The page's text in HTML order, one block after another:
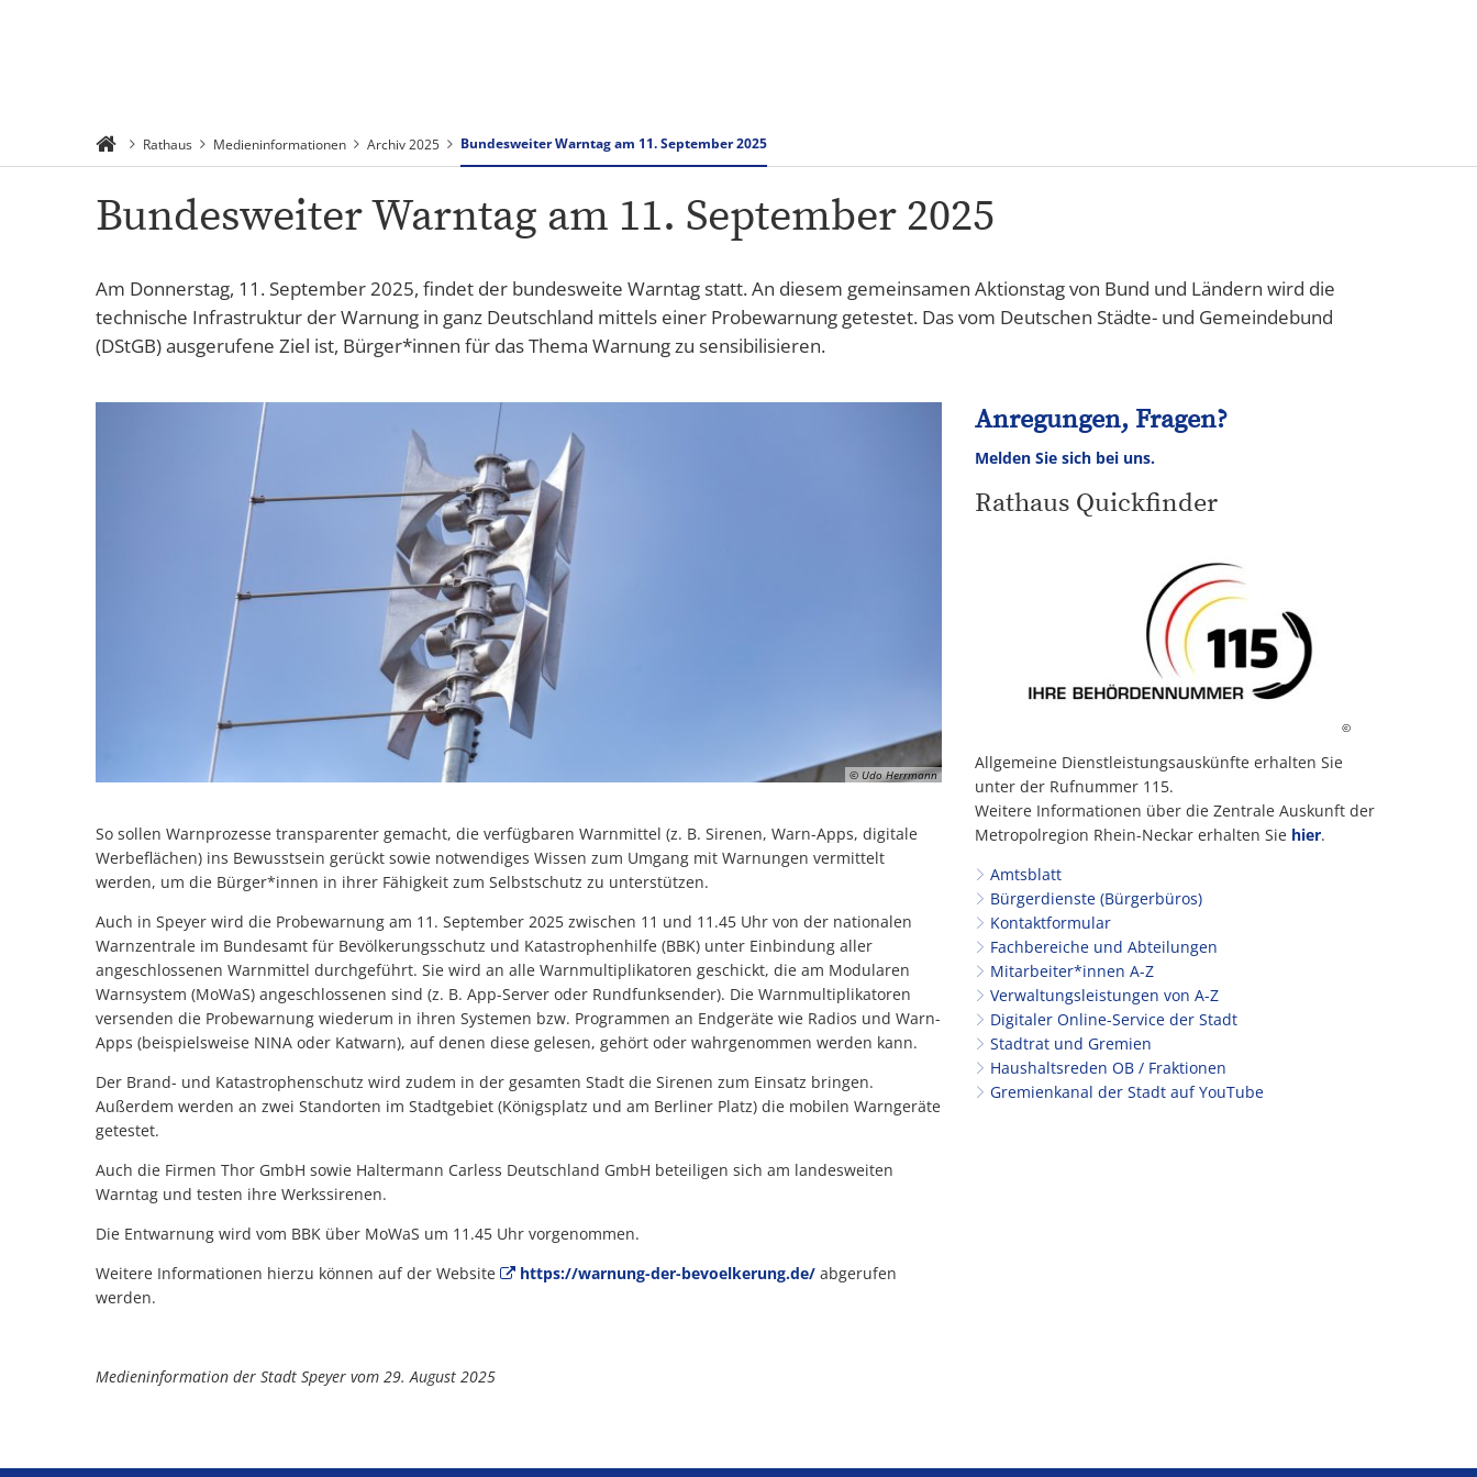
Rathaus Medieninformationen Archiv 2025 Bundesweiter Warntag am 11. September 2025
Bundesweiter Warntag am 11. September 2025
Am Donnerstag, 11. September 2025, findet der bundesweite Warntag statt. An diesem gemeinsamen Aktionstag von Bund und Ländern wird die
technische Infrastruktur der Warnung in ganz Deutschland mittels einer Probewarnung getestet. Das vom Deutschen Städte- und Gemeindebund
(DStGB) ausgerufene Ziel ist, Bürger*innen für das Thema Warnung zu sensibilisieren.
© Udo Herrmann
So sollen Warnprozesse transparenter gemacht, die verfügbaren Warnmittel (z. B. Sirenen, Warn-Apps, digitale
Werbeflächen) ins Bewusstsein gerückt sowie notwendiges Wissen zum Umgang mit Warnungen vermittelt
werden, um die Bürger*innen in ihrer Fähigkeit zum Selbstschutz zu unterstützen.
Auch in Speyer wird die Probewarnung am 11. September 2025 zwischen 11 und 11.45 Uhr von der nationalen
Warnzentrale im Bundesamt für Bevölkerungsschutz und Katastrophenhilfe (BBK) unter Einbindung aller
angeschlossenen Warnmittel durchgeführt. Sie wird an alle Warnmultiplikatoren geschickt, die am Modularen
Warnsystem (MoWaS) angeschlossenen sind (z. B. App-Server oder Rundfunksender). Die Warnmultiplikatoren
versenden die Probewarnung wiederum in ihren Systemen bzw. Programmen an Endgeräte wie Radios und Warn-
Apps (beispielsweise NINA oder Katwarn), auf denen diese gelesen, gehört oder wahrgenommen werden kann.
Der Brand- und Katastrophenschutz wird zudem in der gesamten Stadt die Sirenen zum Einsatz bringen.
Außerdem werden an zwei Standorten im Stadtgebiet (Königsplatz und am Berliner Platz) die mobilen Warngeräte
getestet.
Auch die Firmen Thor GmbH sowie Haltermann Carless Deutschland GmbH beteiligen sich am landesweiten
Warntag und testen ihre Werkssirenen.
Die Entwarnung wird vom BBK über MoWaS um 11.45 Uhr vorgenommen.
Weitere Informationen hierzu können auf der Website
https://warnung-der-bevoelkerung.de/abgerufen
werden.
Medieninformation der Stadt Speyer vom 29. August 2025
Anregungen, Fragen?
Melden Sie sich bei uns.
Rathaus Quickfinder
©
Allgemeine Dienstleistungsauskünfte erhalten Sie
unter der Rufnummer 115.
Weitere Informationen über die Zentrale Auskunft der
Metropolregion Rhein-Neckar erhalten Sie hier.
Amtsblatt
Bürgerdienste (Bürgerbüros)
Kontaktformular
Fachbereiche und Abteilungen
Mitarbeiter*innen A-Z
Verwaltungsleistungen von A-Z
Digitaler Online-Service der Stadt
Stadtrat und Gremien
Haushaltsreden OB / Fraktionen
Gremienkanal der Stadt auf YouTube